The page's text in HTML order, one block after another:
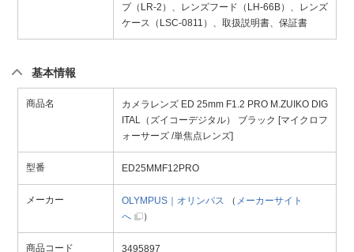
プ（LR-2）、レンズフード（LH-66B）、レンズ
ケース（LSC-0811）、取扱説明書、保証書
基本情報
商品名
カメラレンズ ED 25mm F1.2 PRO M.ZUIKO DIG
ITAL（ズイコーデジタル） ブラック [マイクロフ
ォーサーズ /単焦点レンズ]
型番 ED25MMF12PRO
メーカー OLYMPUS｜オリンパス （ メーカーサイト
へ
）
商品コード 3495897